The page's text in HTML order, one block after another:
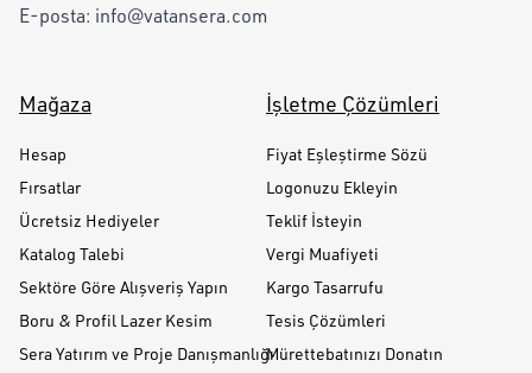
E-posta: info@vatansera.com
Mağaza
Hesap
Fırsatlar
Ücretsiz Hediyeler
Katalog Talebi
Sektöre Göre Alışveriş Yapın
Boru & Profil Lazer Kesim
Sera Yatırım ve Proje Danışmanlığı
İşletme Çözümleri
Fiyat Eşleştirme Sözü
Logonuzu Ekleyin
Teklif İsteyin
Vergi Muafiyeti
Kargo Tasarrufu
Tesis Çözümleri
Mürettebatınızı Donatın